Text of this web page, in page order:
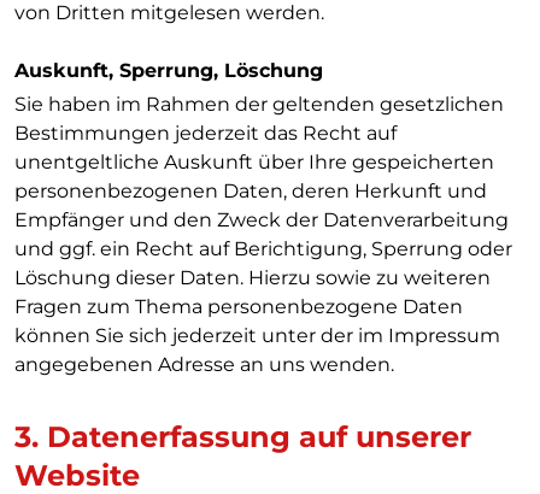
von Dritten mitgelesen werden.
Auskunft, Sperrung, Löschung
Sie haben im Rahmen der geltenden gesetzlichen
Bestimmungen jederzeit das Recht auf
unentgeltliche Auskunft über Ihre gespeicherten
personenbezogenen Daten, deren Herkunft und
Empfänger und den Zweck der Datenverarbeitung
und ggf. ein Recht auf Berichtigung, Sperrung oder
Löschung dieser Daten. Hierzu sowie zu weiteren
Fragen zum Thema personenbezogene Daten
können Sie sich jederzeit unter der im Impressum
angegebenen Adresse an uns wenden.
3. Datenerfassung auf unserer
Website